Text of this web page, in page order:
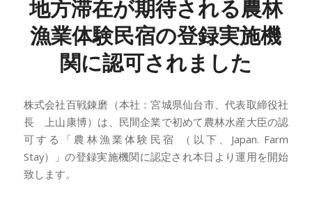
地方滞在が期待される農林
漁業体験民宿の登録実施機
関に認可されました
株式会社百戦錬磨（本社：宮城県仙台市、代表取締役社
長 上山康博）は、民間企業で初めて農林水産大臣の認
可する「農林漁業体験民宿 （以下、Japan. Farm
Stay）」の登録実施機関に認定され本日より運用を開始
致します。